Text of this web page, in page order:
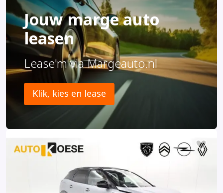
Jouw marge auto
leasen
Lease'm via Margeauto.nl
Klik, kies en lease